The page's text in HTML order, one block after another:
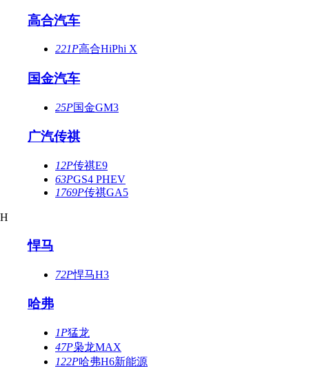
高合汽车
221P高合HiPhi X
国金汽车
25P国金GM3
广汽传祺
12P传祺E9
63PGS4 PHEV
1769P传祺GA5
H
悍马
72P悍马H3
哈弗
1P猛龙
47P枭龙MAX
122P哈弗H6新能源